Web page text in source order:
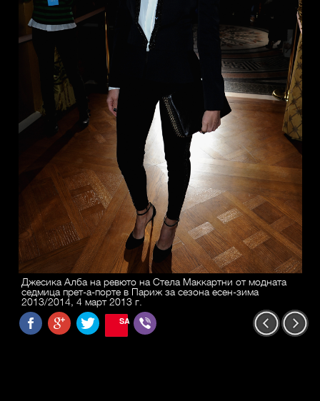
Джесика Алба на ревюто на Стела Маккартни от модната
седмица прет-а-порте в Париж за сезона есен-зима
2013/2014, 4 март 2013 г.
SAVE